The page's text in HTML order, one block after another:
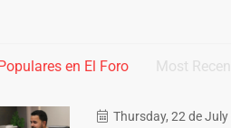
en El Foro Most
Thursday, 22 de